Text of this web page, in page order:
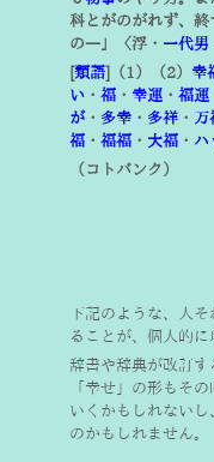
科とがのがれず、
の―」〈浮・ 一代男
[類語]（1 ）（2） 幸
い ・ 福 ・ 幸運 ・ 福運
が ・ 多幸 ・ 多祥 ・ 万
福 ・ 福福 ・ 大福 ・ ハ
（コトバンク）
下記のような、人
ることが、個人的に
辞書や辞典が改訂す
「幸せ」の形もそ
いくかもしれない
のかもしれません。